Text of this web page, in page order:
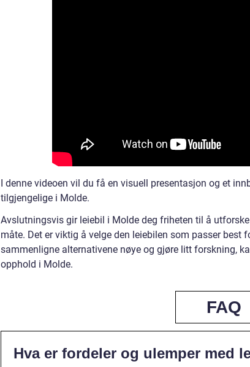
I denne videoen vil du få en visuell presentasjon og et
tilgjengelige i Molde.
Avslutningsvis gir leiebil i Molde deg friheten til å
måte. Det er viktig å velge den leiebilen som passer best
sammenligne alternativene nøye og gjøre litt forskning,
opphold i Molde.
FAQ
Hva er fordeler og ulemper med